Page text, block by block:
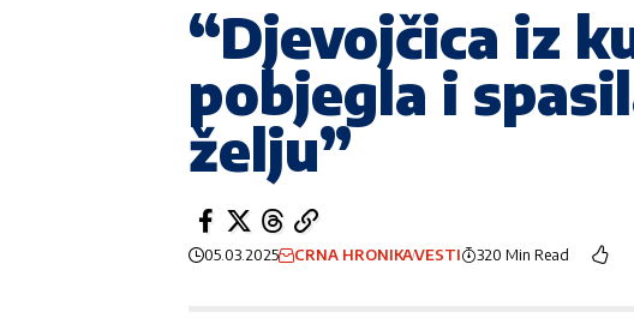
“Djevojčica iz
pobjegla i
želju”
05.03.2025 CRNA HRONIKAVESTI 320 Min Read